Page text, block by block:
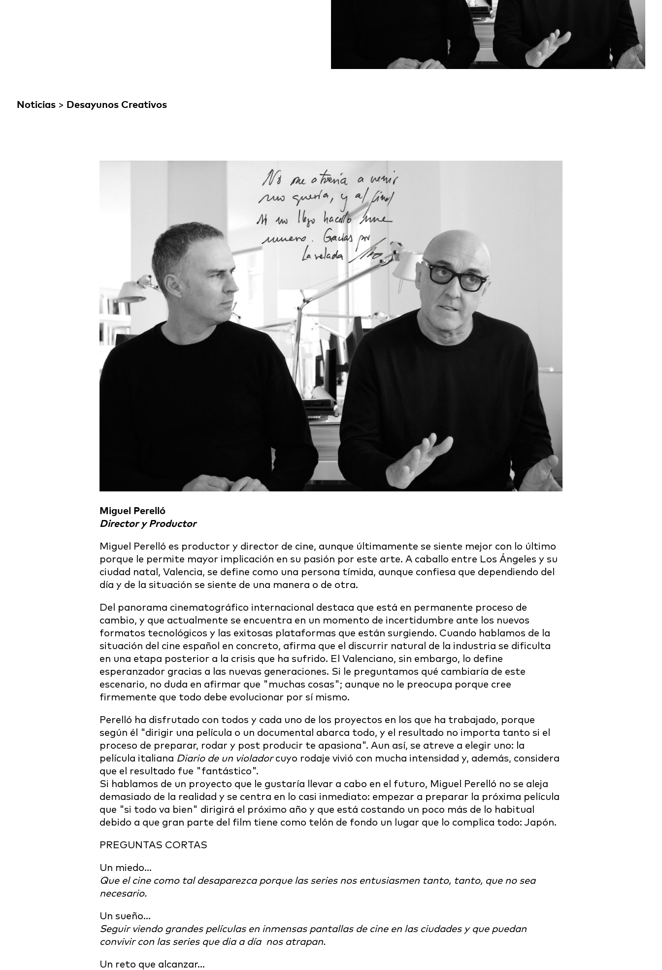
Noticias> Desayunos Creativos
Miguel Perelló
Director y Productor
Miguel Perelló es productor y director de cine, aunque últimamente se siente mejor con lo último
porque le permite mayor implicación en su pasión por este arte. A caballo entre Los Ángeles y su
ciudad natal, Valencia, se define como una persona tímida, aunque confiesa que dependiendo del
día y de la situación se siente de una manera o de otra.
Del panorama cinematográfico internacional destaca que está en permanente proceso de
cambio, y que actualmente se encuentra en un momento de incertidumbre ante los nuevos
formatos tecnológicos y las exitosas plataformas que están surgiendo. Cuando hablamos de la
situación del cine español en concreto, afirma que el discurrir natural de la industria se dificulta
en una etapa posterior a la crisis que ha sufrido. El Valenciano, sin embargo, lo define
esperanzador gracias a las nuevas generaciones. Si le preguntamos qué cambiaría de este
escenario, no duda en afirmar que "muchas cosas"; aunque no le preocupa porque cree
firmemente que todo debe evolucionar por sí mismo.
Perelló ha disfrutado con todos y cada uno de los proyectos en los que ha trabajado, porque
según él "dirigir una película o un documental abarca todo, y el resultado no importa tanto si el
proceso de preparar, rodar y post producir te apasiona". Aun así, se atreve a elegir uno: la
película italiana Diario de un violadorcuyo rodaje vivió con mucha intensidad y, además, considera
que el resultado fue "fantástico".
Si hablamos de un proyecto que le gustaría llevar a cabo en el futuro, Miguel Perelló no se aleja
demasiado de la realidad y se centra en lo casi inmediato: empezar a preparar la próxima película
que "si todo va bien" dirigirá el próximo año y que está costando un poco más de lo habitual
debido a que gran parte del film tiene como telón de fondo un lugar que lo complica todo: Japón.
PREGUNTAS CORTAS
Un miedo…
Que el cine como tal desaparezca porque las series nos entusiasmen tanto, tanto, que no sea
necesario.
Un sueño…
Seguir viendo grandes películas en inmensas pantallas de cine en las ciudades y que puedan
convivir con las series que dia a día nos atrapan.
Un reto que alcanzar…